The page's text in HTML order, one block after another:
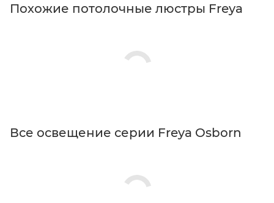
Похожие потолочные люстры Freya
Все освещение серии Freya Osborn